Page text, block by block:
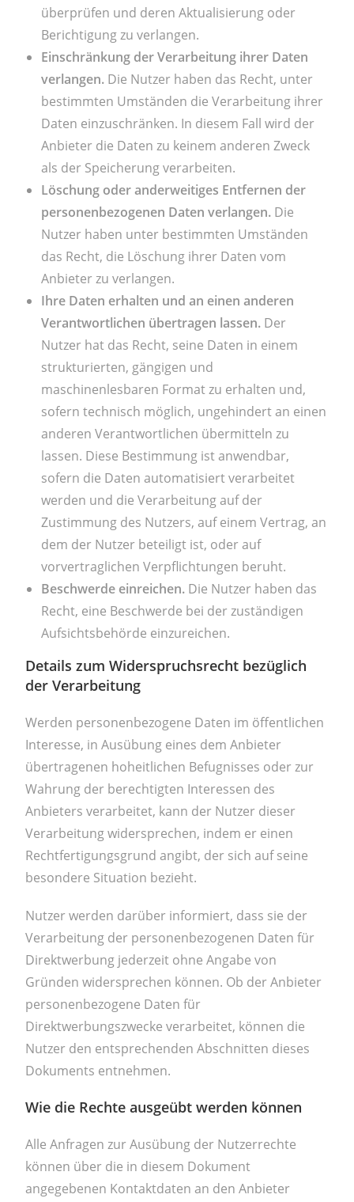
überprüfen und deren Aktualisierung oder
Berichtigung zu verlangen.
Einschränkung der Verarbeitung ihrer Daten
verlangen. Die Nutzer haben das Recht, unter
bestimmten Umständen die Verarbeitung ihrer
Daten einzuschränken. In diesem Fall wird der
Anbieter die Daten zu keinem anderen Zweck
als der Speicherung verarbeiten.
Löschung oder anderweitiges Entfernen der
personenbezogenen Daten verlangen. Die
Nutzer haben unter bestimmten Umständen
das Recht, die Löschung ihrer Daten vom
Anbieter zu verlangen.
Ihre Daten erhalten und an einen anderen
Verantwortlichen übertragen lassen. Der
Nutzer hat das Recht, seine Daten in einem
strukturierten, gängigen und
maschinenlesbaren Format zu erhalten und,
sofern technisch möglich, ungehindert an einen
anderen Verantwortlichen übermitteln zu
lassen. Diese Bestimmung ist anwendbar,
sofern die Daten automatisiert verarbeitet
werden und die Verarbeitung auf der
Zustimmung des Nutzers, auf einem Vertrag, an
dem der Nutzer beteiligt ist, oder auf
vorvertraglichen Verpflichtungen beruht.
Beschwerde einreichen. Die Nutzer haben das
Recht, eine Beschwerde bei der zuständigen
Aufsichtsbehörde einzureichen.
Details zum Widerspruchsrecht bezüglich
der Verarbeitung
Werden personenbezogene Daten im öffentlichen
Interesse, in Ausübung eines dem Anbieter
übertragenen hoheitlichen Befugnisses oder zur
Wahrung der berechtigten Interessen des
Anbieters verarbeitet, kann der Nutzer dieser
Verarbeitung widersprechen, indem er einen
Rechtfertigungsgrund angibt, der sich auf seine
besondere Situation bezieht.
Nutzer werden darüber informiert, dass sie der
Verarbeitung der personenbezogenen Daten für
Direktwerbung jederzeit ohne Angabe von
Gründen widersprechen können. Ob der Anbieter
personenbezogene Daten für
Direktwerbungszwecke verarbeitet, können die
Nutzer den entsprechenden Abschnitten dieses
Dokuments entnehmen.
Wie die Rechte ausgeübt werden können
Alle Anfragen zur Ausübung der Nutzerrechte
können über die in diesem Dokument
angegebenen Kontaktdaten an den Anbieter